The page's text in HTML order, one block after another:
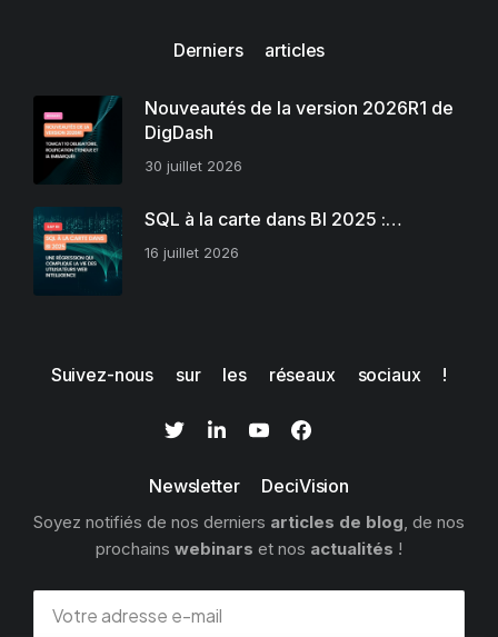
Derniers articles
Nouveautés de la version 2026R1 de
DigDash
30 juillet 2026
SQL à la carte dans BI 2025 :…
16 juillet 2026
Suivez-nous sur les réseaux sociaux !
Newsletter DeciVision
Soyez notifiés de nos derniers articles de blog , de nos
prochains webinars et nos actualités !